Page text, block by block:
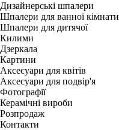
Дизайнерські шпалери
Шпалери для ванної кімнати
Шпалери для дитячої
Килими
Дзеркала
Картини
Аксесуари для квітів
Аксесуари для подвір'я
Фотографії
Керамічні вироби
Розпродаж
Контакти